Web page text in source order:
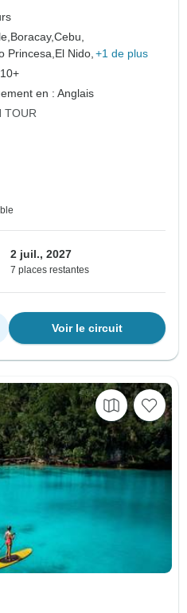
Boracay,Cebu,
Princesa, El Nido, +1 de plus
en : Anglais
TOUR
2 juil., 2027
7 places restantes
Voir le circuit